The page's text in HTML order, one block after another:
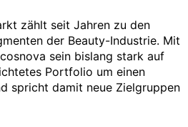
zählt seit Jahren zu den
der Beauty-Industrie. Mit
sein bislang stark auf
Portfolio um einen
spricht damit neue Zielgruppen